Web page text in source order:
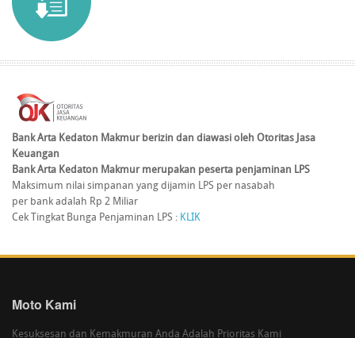
Bank Arta Kedaton Makmur berizin dan diawasi oleh Otoritas Jasa
Keuangan
Bank Arta Kedaton Makmur merupakan peserta penjaminan LPS
Maksimum nilai simpanan yang dijamin LPS per nasabah
per bank adalah Rp 2 Miliar
Cek Tingkat Bunga Penjaminan LPS : KLIK
Moto Kami
Kesuksesan dan Kemakmuran Anda Adalah Prioritas Kami